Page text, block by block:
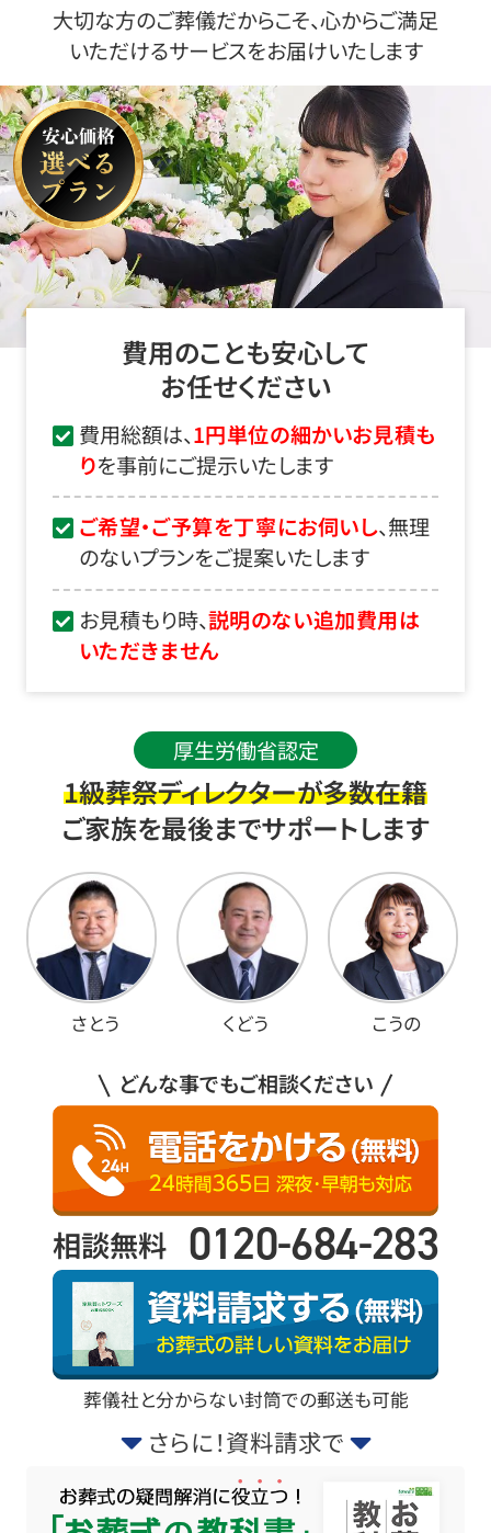
大切な方のご葬儀だからこそ、心からご満足
いただけるサービスをお届けいたします
費用のことも安心して
お任せください
費用総額は、1円単位の細かいお見積も
りを事前にご提示いたします
ご希望・ご予算を丁寧にお伺いし、無理
のないプランをご提案いたします
お見積もり時、説明のない追加費用は
いただきません
厚生労働省認定
1級葬祭ディレクターが多数在籍
ご家族を最後までサポートします
さとう くどう こうの
どんな事でもご相談ください
相談無料 0120-684-283
葬儀社と分からない封筒での郵送も可能
さらに！資料請求で